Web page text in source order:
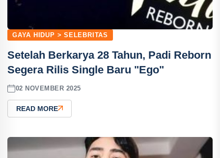
GAYA HIDUP > SELEBRITAS
Setelah Berkarya 28 Tahun, Padi Reborn
Segera Rilis Single Baru "Ego"
02 NOVEMBER 2025
READ MORE